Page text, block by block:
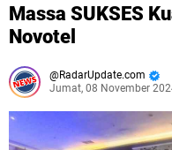
Massa SUKSES
Novotel
RadarUpdate.com
Jumat, 08 November